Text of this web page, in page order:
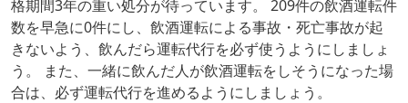
格期間3年の重い処分が待っています。 209件の飲酒運転件
数を早急に0件にし、飲酒運転による事故・死亡事故が起
きないよう、飲んだら運転代行を必ず使うようにしましょ
う。 また、一緒に飲んだ人が飲酒運転をしそうになった場
合は、必ず運転代行を進めるようにしましょう。